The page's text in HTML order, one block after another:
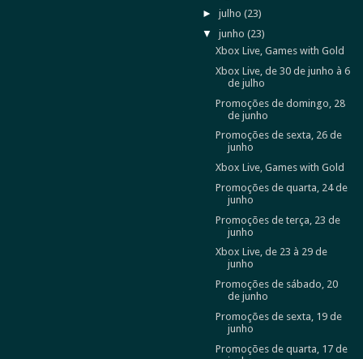
►julho(23)
▼junho(23)
Xbox Live, Games with Gold
Xbox Live, de 30 de junho à 6
de julho
Promoções de domingo, 28
de junho
Promoções de sexta, 26 de
junho
Xbox Live, Games with Gold
Promoções de quarta, 24 de
junho
Promoções de terça, 23 de
junho
Xbox Live, de 23 à 29 de
junho
Promoções de sábado, 20
de junho
Promoções de sexta, 19 de
junho
Promoções de quarta, 17 de